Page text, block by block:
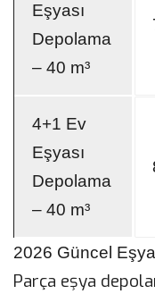
Eşyası
Depolama
– 40 m³
4+1 Ev
Eşyası
Depolama
– 40 m³
2026 Güncel
Parça eşya